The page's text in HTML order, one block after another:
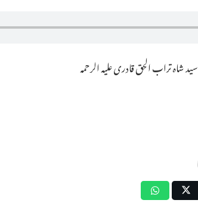
شاہ تراب الحق قادری علیہ الرحمہ